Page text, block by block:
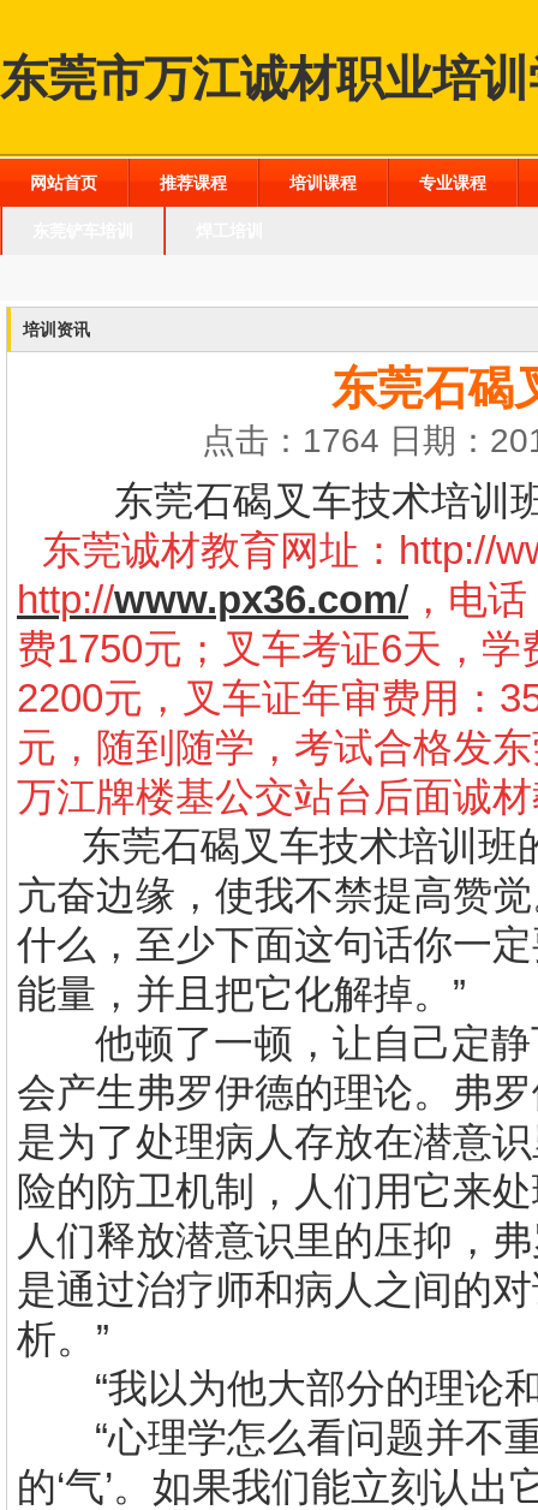
东莞市万江诚材职业培
网站首页 推荐课程 培训课程 专业课程
培训资讯
东莞石碣
点击：1764 日期：
东莞石碣叉车技术培训
东莞诚材教育网址： http://
http://www.px36.com/ ，电
费1750元；叉车考证6天，
2200元，叉车证年审费用：
元，随到随学，考试合格发
万江牌楼基公交站台后面诚
东莞石碣叉车技术培训班
亢奋边缘，使我不禁提高赞
什么，至少下面这句话你一
能量，并且把它化解掉。”
他顿了一顿，让自己定
会产生弗罗伊德的理论。弗
是为了处理病人存放在潜意
险的防卫机制，人们用它来
人们释放潜意识里的压抑，
是通过治疗师和病人之间的
析。”
“我以为他大部分的理论
“心理学怎么看问题并不
的‘气’。如果我们能立刻认